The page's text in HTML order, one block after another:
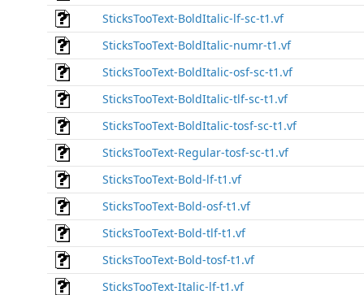
SticksTooText-BoldItalic-lf-sc-t1.vf
SticksTooText-BoldItalic-numr-t1.vf
SticksTooText-BoldItalic-osf-sc-t1.vf
SticksTooText-BoldItalic-tlf-sc-t1.vf
SticksTooText-BoldItalic-tosf-sc-t1.vf
SticksTooText-Regular-tosf-sc-t1.vf
SticksTooText-Bold-lf-t1.vf
SticksTooText-Bold-osf-t1.vf
SticksTooText-Bold-tlf-t1.vf
SticksTooText-Bold-tosf-t1.vf
SticksTooText-Italic-lf-t1.vf